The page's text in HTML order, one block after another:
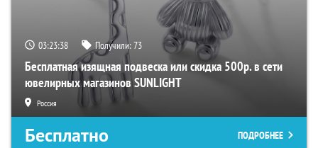
03:23:37 Получили:73
Бесплатная изящная подвеска или скидка 500р. в сети
ювелирных магазинов SUNLIGHT
Россия
Бесплатно ПОДРОБНЕЕ